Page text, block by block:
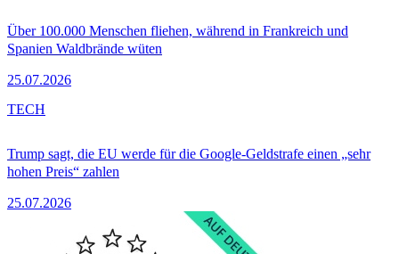
Über 100.000 Menschen fliehen, während in Frankreich und
Spanien Waldbrände wüten
25.07.2026
Trump sagt, die EU werde für die Google-Geldstrafe einen „sehr
hohen Preis“ zahlen
25.07.2026
TECH